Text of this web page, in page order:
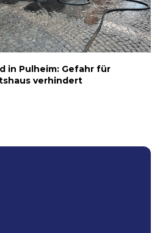
in Pulheim: Gefahr für
verhindert